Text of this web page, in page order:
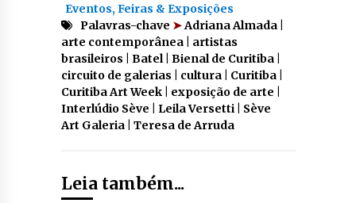
Eventos, Feiras & Exposições
Palavras-chave ➤Adriana Almada |
arte contemporânea | artistas
brasileiros | Batel | Bienal de Curitiba |
circuito de galerias | cultura | Curitiba |
Curitiba Art Week | exposição de arte |
Interlúdio Sève | Leila Versetti | Sève
Art Galeria | Teresa de Arruda
Leia também...